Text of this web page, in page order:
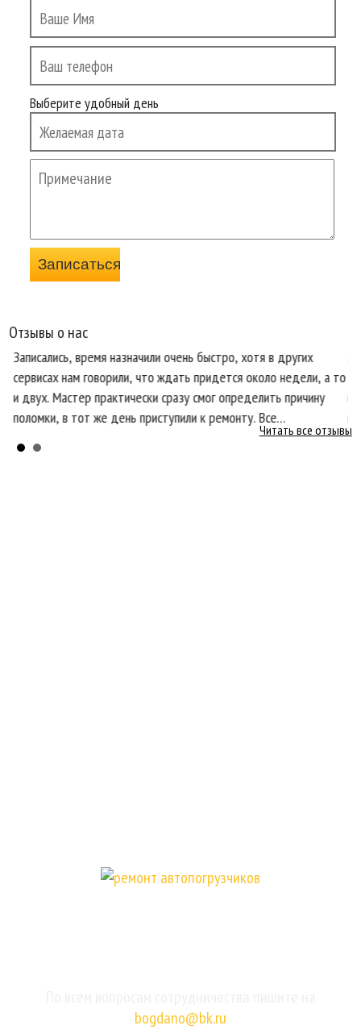
Выберите удобный день
Отзывы о нас
Записались, время назначили очень быстро, хотя в других
сервисах нам говорили, что ждать придется около недели, а то
и двух. Мастер практически сразу смог определить причину
поломки, в тот же день приступили к ремонту. Все
необходимые запчасти оказались в наличии, что очень
порадовало.
Читать все отзывы
bogdano@bk.ru